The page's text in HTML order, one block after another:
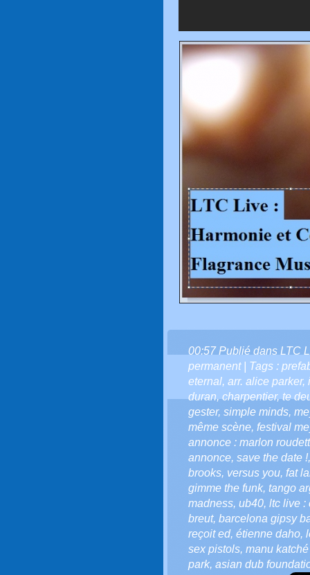
00:57 Publié dans LTC
permanent| Tags :
eternal, arr. alice parker,
duran,charpentier,te
gester, simple minds,
même scène, festival
annonce : marlon
annonce, save the date !
brooks, versus you, fat
gimme the funk, tango
madness, ub40, ltc live :
breut, barcelona gipsy
reçoit ed, étienne daho,
sex pistols, manu
park, asian dub